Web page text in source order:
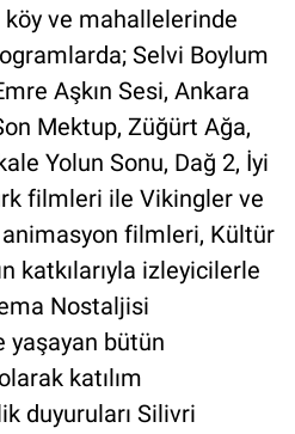
ve mahallelerinde
Selvi Boylum
Aşkın Sesi, Ankara
Mektup, Züğürt Ağa,
Yolun Sonu, Dağ 2, İyi
filmleri ile Vikingler ve
filmleri, Kültür
katkılarıyla izleyicilerle
Nostaljisi
yaşayan bütün
katılım
duyuruları Silivri